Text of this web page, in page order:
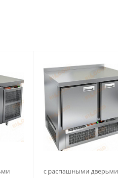
с распашными дверьми